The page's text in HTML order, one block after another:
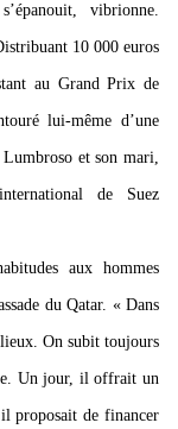
vibrionne.
10 000 euros
au Grand Prix de
lui-même d’une
et son mari,
de Suez
aux hommes
du Qatar. « Dans
On subit toujours
Un jour, il offrait un
proposait de financer